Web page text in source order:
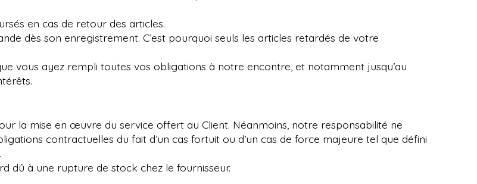
en cas de retour des articles.
dès son enregistrement. C’est pourquoi seuls les articles retardés de votre
vous ayez rempli toutes vos obligations à notre encontre, et notamment jusqu’au
la mise en œuvre du service offert au Client. Néanmoins, notre responsabilité ne
contractuelles du fait d’un cas fortuit ou d’un cas de force majeure tel que défini
dû à une rupture de stock chez le fournisseur.